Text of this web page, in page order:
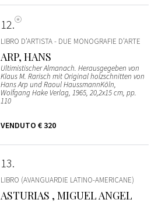
12
LIBRO D’ARTISTA - DUE MONOGRAFIE D’ARTE
ARP, HANS
Ultimistischer Almanach. Herausgegeben von
Klaus M. Rarisch mit Original holzschnitten von
Hans Arp und Raoul HaussmannKöln,
Wolfgang Hake Verlag, 1965, 20,2x15 cm, pp.
110
VENDUTO € 320
13
LIBRO (AVANGUARDIE LATINO-AMERICANE)
ASTURIAS , MIGUEL ANGEL